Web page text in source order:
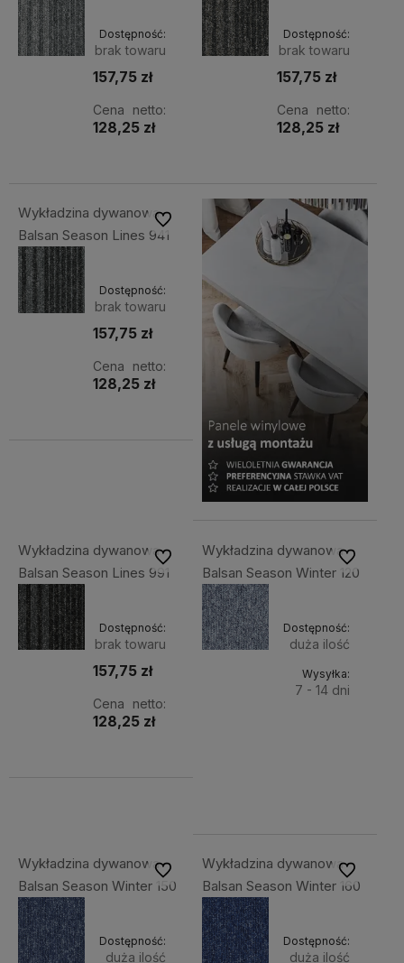
Dostępność:
brak towaru
157,75 zł
Cena netto:
128,25 zł
Dostępność:
brak towaru
157,75 zł
Cena netto:
128,25 zł
Wykładzina dywanowa
Balsan Season Lines 941
Dostępność:
brak towaru
157,75 zł
Cena netto:
128,25 zł
Do ulubionych
Wykładzina dywanowa
Balsan Season Lines 991
Dostępność:
brak towaru
157,75 zł
Cena netto:
128,25 zł
Do ulubionychWykładzina dywanowa
Balsan Season Winter 120
Dostępność:
duża ilość
Wysyłka:
7 - 14 dni
Do
Wykładzina dywanowa
Balsan Season Winter 150
Dostępność:
duża ilość
Do ulubionychWykładzina dywanowa
Balsan Season Winter 160
Dostępność:
duża ilość
Do